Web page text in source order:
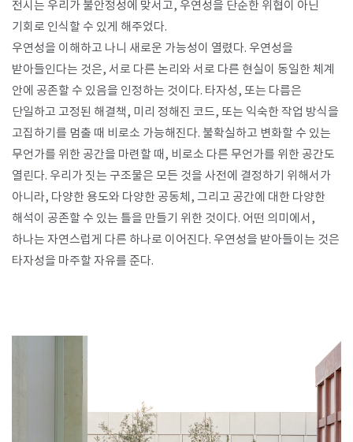
전시는 우리가 불안정성에 맞서고, 우연성을 단순한 위협이 아닌
기회로 인식할 수 있게 해주었다.
우연성을 이해하고 나니 새로운 가능성이 열렸다. 우연성을
받아들인다는 것은, 서로 다른 논리와 서로 다른 현실이 동일한 체계
안에 공존할 수 있음을 인정하는 것이다. 타자성, 또는 다름은
단일하고 고정된 해결책, 미리 정해진 코드, 또는 익숙한 작업 방식을
고집하기를 멈출 때 비로소 가능해진다. 불확실하고 변화할 수 있는
무언가를 위한 공간을 마련할 때, 비로소 다른 무언가를 위한 공간도
열린다. 우리가 짓는 구조물은 모든 것을 사전에 결정하기 위해서가
아니라, 다양한 용도와 다양한 공동체, 그리고 공간에 대한 다양한
해석이 공존할 수 있는 틀을 만들기 위한 것이다. 어떤 의미에서,
하나는 자연스럽게 다른 하나로 이어진다. 우연성을 받아들이는 것은
타자성을 마주할 자유를 준다.